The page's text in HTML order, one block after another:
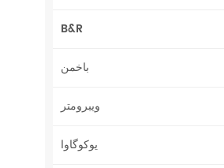
B&R
باخمن
ویبرومتر
یوکوگاوا